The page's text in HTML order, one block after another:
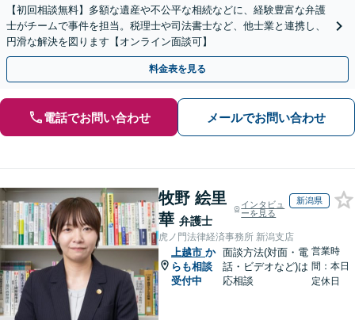
【初回相談無料】多額な遺産や不公平な相続などに、経験豊富な弁護
士がチームで事件を担当。税理士や司法書士など、他士業と連携し、
円滑な解決を図ります【オンライン面談可】
料金表を見る
電話でお問い合わせ メールでお問い合わせ
牧野 絵里
華 弁護士
インタビュ
ーを見る
新潟県
虎ノ門法律経済事務所 新潟支店
上越市 か
らも相談
受付中
面談方法(対面・電
話・ビデオなど)は
応相談
営業時
間：本日
定休日